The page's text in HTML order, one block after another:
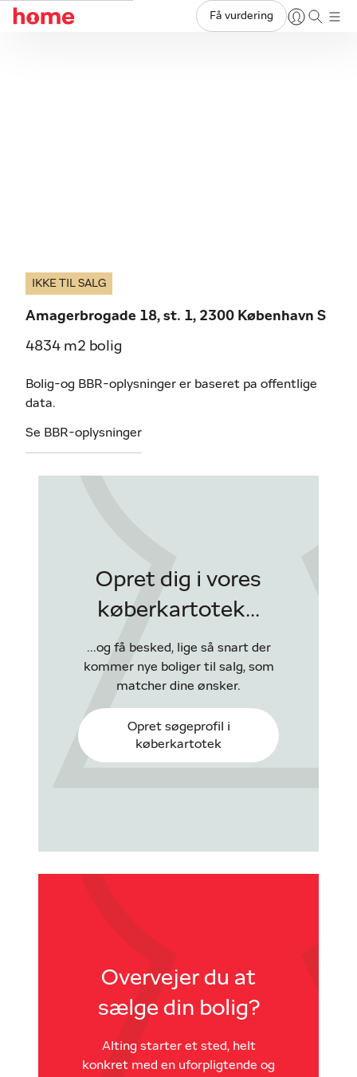
Få vurdering
IKKE TIL SALG
Amagerbrogade 18, st. 1, 2300 København S
4834 m2 bolig
Bolig-og BBR-oplysninger er baseret pa offentlige
data.
Se BBR-oplysninger
Opret dig i vores
køberkartotek...
...og få besked, lige så snart der
kommer nye boliger til salg, som
matcher dine ønsker.
Opret søgeprofil i
køberkartotek
Overvejer du at
sælge din bolig?
Alting starter et sted, helt
konkret med en uforpligtende og